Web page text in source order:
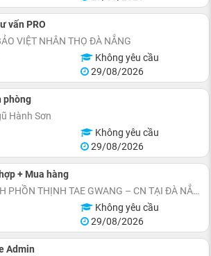
vấn PRO
VIỆT NHÂN THỌ ĐÀ NẴNG
Không yêu cầu
29/08/2026
phòng
Hành Sơn
Không yêu cầu
29/08/2026
+ Mua hàng
CÔNG TY TNHH PHỒN THỊNH TAE GWANG – CN TẠI ĐÀ NẴNG
Không yêu cầu
29/08/2026
Admin